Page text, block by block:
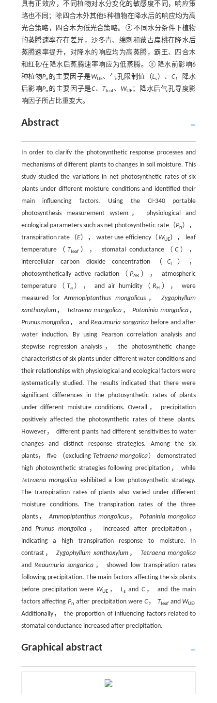
具有正效应，不同植物对水分变化的敏感度不同，响应策
略也不同；除四合木外其他5种植物在降水后的响应均为高
光合策略，四合木为低光合策略。②不同水分条件下植物
的蒸腾速率存在差异，沙冬青、绵刺和蒙古扁桃在降水后
蒸腾速率提升，对降水的响应均为高蒸腾，霸王、四合木
和红砂在降水后蒸腾速率响应为低蒸腾。③降水前影响6
种植物Pn 的主要因子是WUE、气孔限制值（Ls）、 C，降水
后影响Pn 的主要因子是C、T leaf、WUE；降水后气孔导度影
响因子所占比重变大。
Abstract
In order to clarify the photosynthetic response processes and
mechanisms of different plants to changes in soil moisture. This
study studied the variations in net photosynthetic rates of six
plants under different moisture conditions and identified their
main influencing factors. Using the CI-340 portable
photosynthesis measurement system， physiological and
ecological parameters such as net photosynthetic rate（Pn），
transpiration rate（E）， water use efficiency（WUE）， leaf
temperature（ T leaf）， stomatal conductance（C），
intercellular carbon dioxide concentration（C
），
photosynthetically active radiation（ PAR ）， atmospheric
temperature（ Ta）， and air humidity（ RH
）， were
measured forAmmopiptanthus mongolicus，Zygophyllum
xanthoxylum， Tetraena mongolica ，Potaninia mongolica，
Prunus mongolica ， andReaumuria songarica before and after
water induction. By using Pearson correlation analysis and
stepwise regression analysis， the photosynthetic change
characteristics of six plants under different water conditions and
their relationships with physiological and ecological factors were
systematically studied. The results indicated that there were
significant differences in the photosynthetic rates of plants
under different moisture conditions. Overall， precipitation
positively affected the photosynthetic rates of these plants.
However， different plants had different sensitivities to water
changes and distinct response strategies. Among the six
plants， five （excludingTetraena mongolica） demonstrated
high photosynthetic strategies following precipitation， while
Tetraena mongolica exhibited a low photosynthetic strategy.
The transpiration rates of plants also varied under different
moisture conditions. The transpiration rates of the three
plants，Ammopiptanthus mongolicus，Potaninia mongolica
andPrunus mongolica ， increased after precipitation，
indicating a high transpiration response to moisture. In
contrast， Zygophyllum xanthoxylum， Tetraena mongolica
and Reaumuria songarica ， showed low transpiration rates
following precipitation. The main factors affecting the six plants
before precipitation wereWUE ，Ls and C， and the main
factors affectingPn after precipitation were C， T leafandWUE.
Additionally， the proportion of influencing factors related to
stomatal conductance increased after precipitation.
Graphical abstract